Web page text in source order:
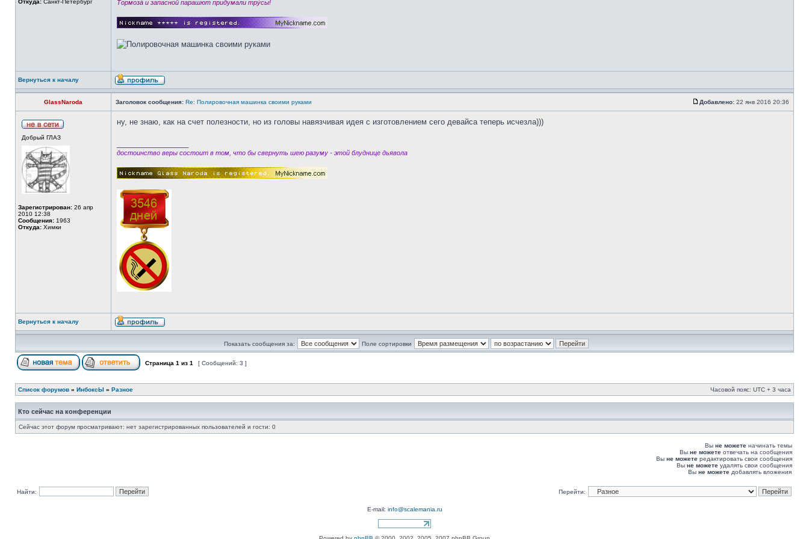
Откуда: Санкт-Петербург Тормозá и запасной парашют придумали трýсы!
Вернуться к началу
GlassNaroda Заголовок сообщения: Re: Полировочная машинка своими руками Добавлено: 22 янв 2016 20:36
Добрый ГЛАЗ
Зарегистрирован: 26 апр
2010 12:38
Сообщения: 1963
Откуда: Химки
ну, не знаю, как на счет полезности, но из головы навязчивая идея с изготовлением сего девайса теперь исчезла)))
достоинство веры состоит в том, что бы свернуть шею разуму - этой блуднице дьявола
Вернуться к началу
Показать сообщения за: Поле сортировки
Страница 1 из 1 [ Сообщений: 3 ]
Список форумов » ИнбоксЫ » Разное Часовой пояс: UTC + 3 часа
Кто сейчас на конференции
Сейчас этот форум просматривают: нет зарегистрированных пользователей и гости: 0
Вы не можете начинать темы
Вы не можете отвечать на сообщения
Вы не можете редактировать свои сообщения
Вы не можете удалять свои сообщения
Вы не можете добавлять вложения
Найти: Перейти:
E-mail: info@scalemania.ru